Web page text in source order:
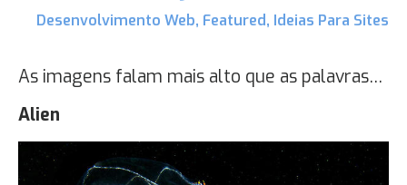
Desenvolvimento Web, Featured, Ideias Para Sites
As imagens falam mais alto que as palavras…
Alien